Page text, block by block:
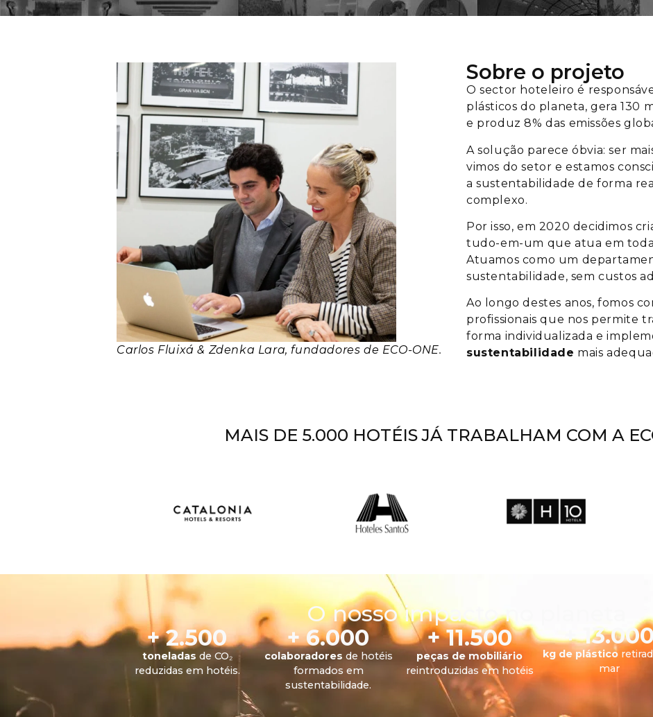
Carlos Fluixá & Zdenka Lara, fundadores de ECO-ONE.
Sobre o projeto
O sector hoteleiro é
plásticos do planeta, gera 130
e produz 8% das emissões
A solução parece óbvia: ser
vimos do setor e estamos
a sustentabilidade de forma
complexo.
Por isso, em 2020 decidimos
tudo-em-um que atua em
Atuamos como um
sustentabilidade, sem custos
Ao longo destes anos, fomos
profissionais que nos permite
forma individualizada e
sustentabilidade mais
MAIS DE 5.000 HOTÉIS JÁ TRABALHAM COM A
O nosso impacto no planeta
+ 2.500
toneladas de CO₂
reduzidas em hotéis.
+ 6.000
colaboradores de hotéis
formados em
sustentabilidade.
+ 11.500
peças de mobiliário
reintroduzidas em hotéis
+
kg de plástico
mar